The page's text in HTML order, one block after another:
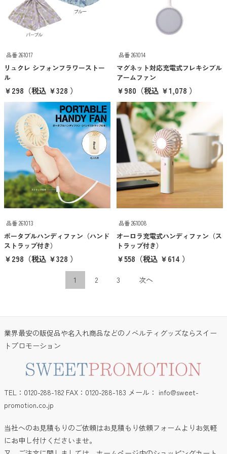
京都くろちく
ANKER
品番 261017
リュクレ シフォンフラワーストー
ル
￥298 （税込 ￥328 ）
品番 261014
マグネット対応充電式フレキシブル
アームファン
￥980 （税込 ￥1,078 ）
品番 261013
ポータブルハンディファン（ハンド
ストラップ付き）
￥298 （税込 ￥328 ）
品番 261008
オーロラ充電式ハンディファン（ス
トラップ付き）
￥558 （税込 ￥614 ）
1 2 3 次へ
業界最安の販促品や名入れ商品などのノベルティグッズならスイー
トプロモーション
TEL：0120-288-182 FAX：0120-288-183 メール： info@sweet-
promotion.co.jp
当社へのお見積もりのご依頼はお見積もり依頼フォームよりお気軽
にお申し付けくださいませ。